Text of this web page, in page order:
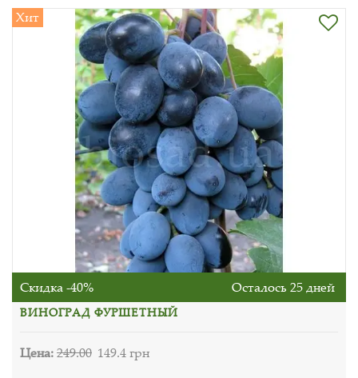
Хит
Скидка -40% Осталось 25 дней
ВИНОГРАД ФУРШЕТНЫЙ
Цена:249.00 149.4 грн